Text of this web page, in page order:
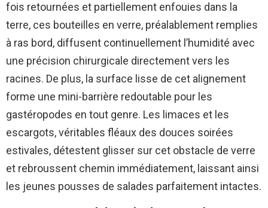
fois retournées et partiellement enfouies dans la
terre, ces bouteilles en verre, préalablement remplies
à ras bord, diffusent continuellement l’humidité avec
une précision chirurgicale directement vers les
racines. De plus, la surface lisse de cet alignement
forme une mini-barrière redoutable pour les
gastéropodes en tout genre. Les limaces et les
escargots, véritables fléaux des douces soirées
estivales, détestent glisser sur cet obstacle de verre
et rebroussent chemin immédiatement, laissant ainsi
les jeunes pousses de salades parfaitement intactes.